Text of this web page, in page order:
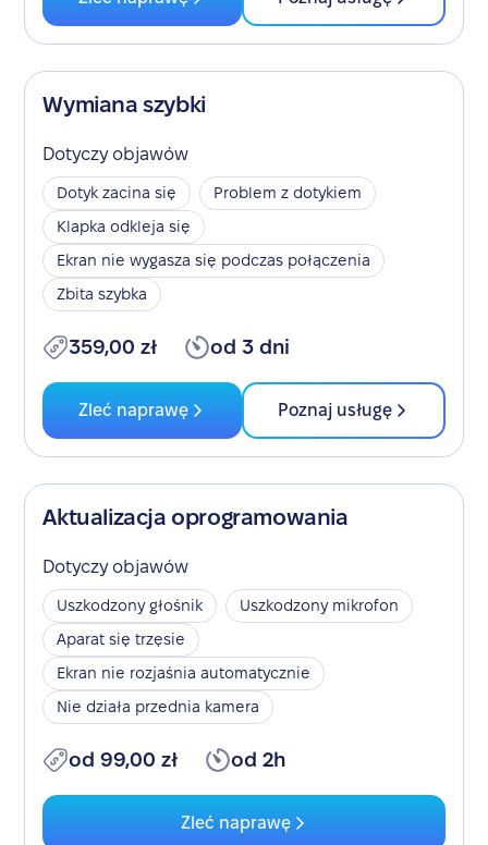
Wymiana szybki
Dotyczy objawów
Dotyk zacina się
Problem z dotykiem
Klapka odkleja się
Ekran nie wygasza się podczas połączenia
Zbita szybka
359,00 zł od 3 dni
Zleć naprawę Poznaj usługę
Aktualizacja oprogramowania
Dotyczy objawów
Uszkodzony głośnik
Uszkodzony mikrofon
Aparat się trzęsie
Ekran nie rozjaśnia automatycznie
Nie działa przednia kamera
od 99,00 zł od 2h
Zleć naprawę